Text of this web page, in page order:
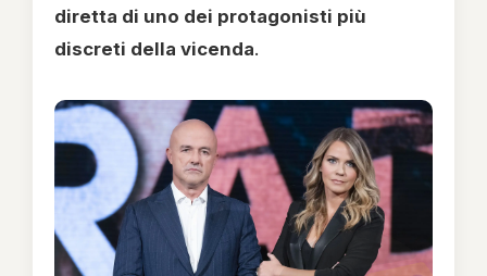
diretta di uno dei protagonisti più
discreti della vicenda.